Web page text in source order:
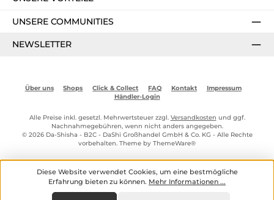
UNSERE COMMUNITIES
NEWSLETTER
Über uns Shops Click & Collect FAQ Kontakt
Impressum
Händler-Login
Alle Preise inkl. gesetzl. Mehrwertsteuer zzgl. Versandkosten und ggf.
Nachnahmegebühren, wenn nicht anders angegeben.
© 2026 Da-Shisha - B2C - DaShi Großhandel GmbH & Co. KG - Alle Rechte
vorbehalten. Theme by ThemeWare®
Diese Website verwendet Cookies, um eine bestmögliche
Erfahrung bieten zu können. Mehr Informationen ...